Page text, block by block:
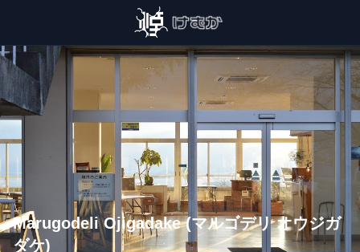
Marugodeli Ojigadake (マルゴデリ オウジガ
ダケ)